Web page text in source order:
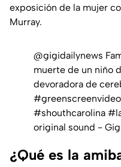
exposición de la mujer
Murray.
@gigidailynews
muerte de un niño
devoradora de
#greenscreenvideo
#shouthcarolina
original sound -
¿Qué es la